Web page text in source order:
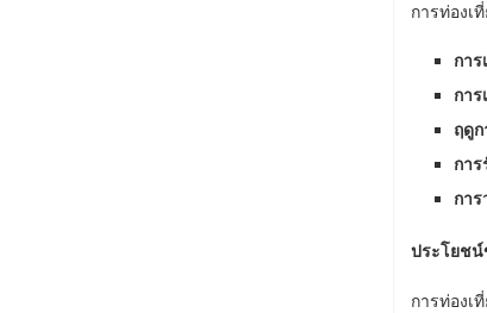
การท่องเ
การ
กา
ฤดูก
กา
กา
ประโยชน์
การท่องเ